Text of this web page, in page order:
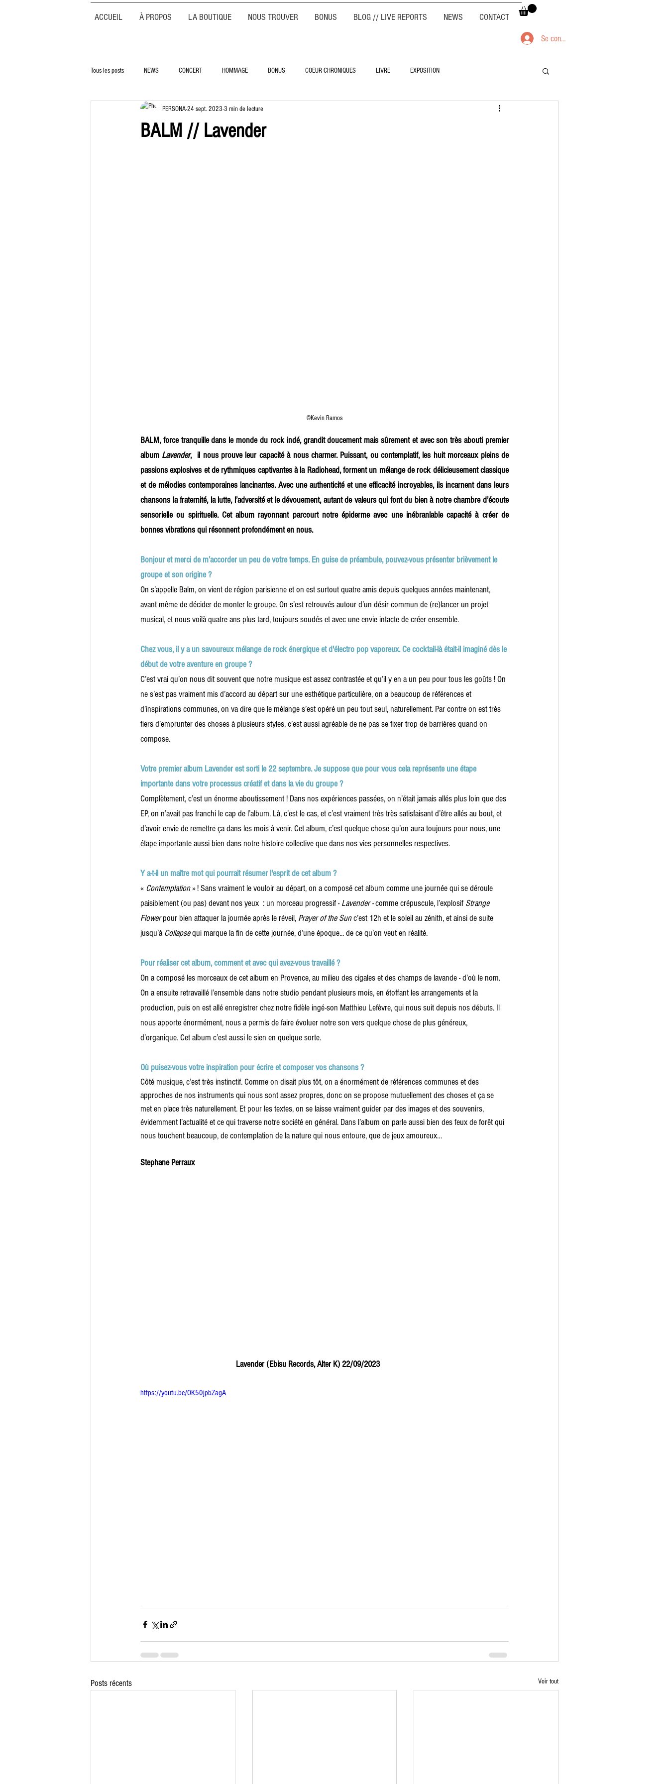
ACCUEIL À PROPOS LA BOUTIQUE NOUS TROUVER BONUS BLOG // LIVE REPORTS NEWS CONTACT
Se connecter
Tous les posts NEWS CONCERT HOMMAGE BONUS COEUR CHRONIQUES LIVRE EXPOSITION
BALM // Lavender
PERSONA24 sept. 2023 3 min de lecture
©Kevin Ramos
BALM, force tranquille dans le monde du rock indé, grandit doucement mais sûrement et avec son très abouti premier
album Lavender,  il nous prouve leur capacité à nous charmer. Puissant, ou contemplatif, les huit morceaux pleins de
passions explosives et de rythmiques captivantes à la Radiohead, forment un mélange de rock délicieusement classique
et de mélodies contemporaines lancinantes. Avec une authenticité et une efficacité incroyables, ils incarnent dans leurs
chansons la fraternité, la lutte, l’adversité et le dévouement, autant de valeurs qui font du bien à notre chambre d’écoute
sensorielle ou spirituelle. Cet album rayonnant parcourt notre épiderme avec une inébranlable capacité à créer de
bonnes vibrations qui résonnent profondément en nous.
Bonjour et merci de m’accorder un peu de votre temps. En guise de préambule, pouvez-vous présenter brièvement le
groupe et son origine ?
On s’appelle Balm, on vient de région parisienne et on est surtout quatre amis depuis quelques années maintenant,
avant même de décider de monter le groupe. On s’est retrouvés autour d’un désir commun de (re)lancer un projet
musical, et nous voilà quatre ans plus tard, toujours soudés et avec une envie intacte de créer ensemble.
Chez vous, il y a un savoureux mélange de rock énergique et d'électro pop vaporeux. Ce cocktail-là était-il imaginé dès le
début de votre aventure en groupe ?
C’est vrai qu’on nous dit souvent que notre musique est assez contrastée et qu’il y en a un peu pour tous les goûts ! On
ne s’est pas vraiment mis d’accord au départ sur une esthétique particulière, on a beaucoup de références et
d’inspirations communes, on va dire que le mélange s’est opéré un peu tout seul, naturellement. Par contre on est très
fiers d’emprunter des choses à plusieurs styles, c’est aussi agréable de ne pas se fixer trop de barrières quand on
compose.
Votre premier album Lavender est sorti le 22 septembre. Je suppose que pour vous cela représente une étape
importante dans votre processus créatif et dans la vie du groupe ?
Complètement, c’est un énorme aboutissement ! Dans nos expériences passées, on n’était jamais allés plus loin que des
EP, on n’avait pas franchi le cap de l’album. Là, c’est le cas, et c’est vraiment très très satisfaisant d’être allés au bout, et
d’avoir envie de remettre ça dans les mois à venir. Cet album, c’est quelque chose qu’on aura toujours pour nous, une
étape importante aussi bien dans notre histoire collective que dans nos vies personnelles respectives.
Y a-t-il un maître mot qui pourrait résumer l'esprit de cet album ?
« Contemplation » ! Sans vraiment le vouloir au départ, on a composé cet album comme une journée qui se déroule
paisiblement (ou pas) devant nos yeux  : un morceau progressif - Lavender - comme crépuscule, l’explosif Strange
Flower pour bien attaquer la journée après le réveil, Prayer of the Sun c’est 12h et le soleil au zénith, et ainsi de suite
jusqu’à Collapse qui marque la fin de cette journée, d’une époque... de ce qu’on veut en réalité.
Pour réaliser cet album, comment et avec qui avez-vous travaillé ?
On a composé les morceaux de cet album en Provence, au milieu des cigales et des champs de lavande - d’où le nom.
On a ensuite retravaillé l’ensemble dans notre studio pendant plusieurs mois, en étoffant les arrangements et la
production, puis on est allé enregistrer chez notre fidèle ingé-son Matthieu Lefèvre, qui nous suit depuis nos débuts. Il
nous apporte énormément, nous a permis de faire évoluer notre son vers quelque chose de plus généreux,
d’organique. Cet album c’est aussi le sien en quelque sorte.
Où puisez-vous votre inspiration pour écrire et composer vos chansons ?
Côté musique, c’est très instinctif. Comme on disait plus tôt, on a énormément de références communes et des
approches de nos instruments qui nous sont assez propres, donc on se propose mutuellement des choses et ça se
met en place très naturellement. Et pour les textes, on se laisse vraiment guider par des images et des souvenirs,
évidemment l’actualité et ce qui traverse notre société en général. Dans l’album on parle aussi bien des feux de forêt qui
nous touchent beaucoup, de contemplation de la nature qui nous entoure, que de jeux amoureux…
Stephane Perraux
                                                Lavender (Ebisu Records, Alter K) 22/09/2023
https://youtu.be/OK50jpbZagA
Posts récents Voir tout